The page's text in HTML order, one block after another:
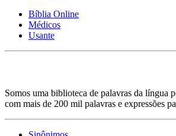
Bíblia Online
Médicos
Usante
Somos uma biblioteca de palavras da língua
com mais de 200 mil palavras e expressões